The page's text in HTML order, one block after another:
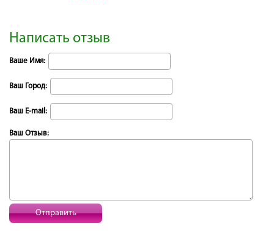
Написать отзыв
Ваше Имя:
Ваш Город:
Ваш E-mail:
Ваш Отзыв:
Отправить